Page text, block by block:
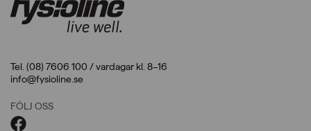
Tel. (08) 7606 100 / vardagar kl. 8–16
info@fysioline.se
FÖLJ OSS